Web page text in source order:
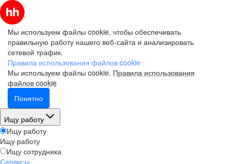
Мы используем файлы cookie, чтобы обеспечивать
правильную работу нашего веб-сайта и анализировать
сетевой трафик.
Правила использования файлов cookie
Мы используем файлы cookie. Правила использования
файлов cookie
Понятно
Ищу работу
Ищу работу
Ищу работу
Ищу сотрудника
Сервисы